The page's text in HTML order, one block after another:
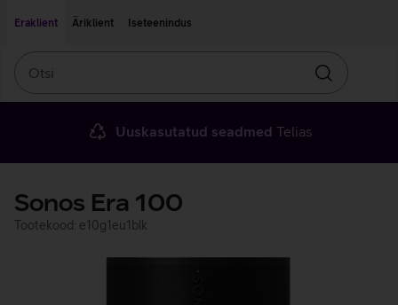
Eraklient
Äriklient Iseteenindus
Otsin
Uuskasutatud seadmed Telias
Sonos Era 100
Tootekood: e10g1eu1blk